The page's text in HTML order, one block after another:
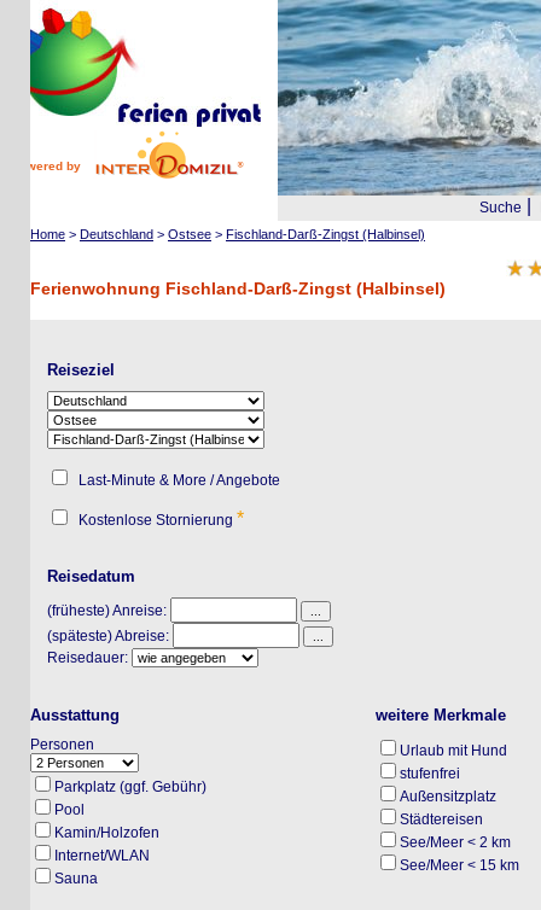
by
Suche|
Home>Deutschland>Ostsee>Fischland-Darß-Zingst (Halbinsel)
Ferienwohnung Fischland-Darß-Zingst (Halbinsel)
Reiseziel
Last-Minute & More / Angebote
Kostenlose Stornierung*
Reisedatum
(früheste) Anreise:
(späteste) Abreise:
Reisedauer:
Ausstattung
Personen
Parkplatz (ggf. Gebühr)
Pool
Kamin/Holzofen
Internet/WLAN
Sauna
weitere Merkmale
Urlaub mit Hund
stufenfrei
Außensitzplatz
Städtereisen
See/Meer < 2 km
See/Meer < 15 km